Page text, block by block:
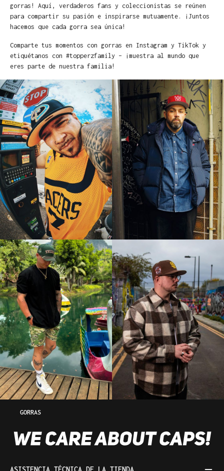
gorras! Aquí, verdaderos fans y coleccionistas se reúnen
para compartir su pasión e inspirarse mutuamente. ¡Juntos
hacemos que cada gorra sea única!
Comparte tus momentos con gorras en Instagram y TikTok y
etiquétanos con #topperzfamily – ¡muestra al mundo que
eres parte de nuestra familia!
GORRAS
ASISTENCIA TÉCNICA DE LA TIENDA